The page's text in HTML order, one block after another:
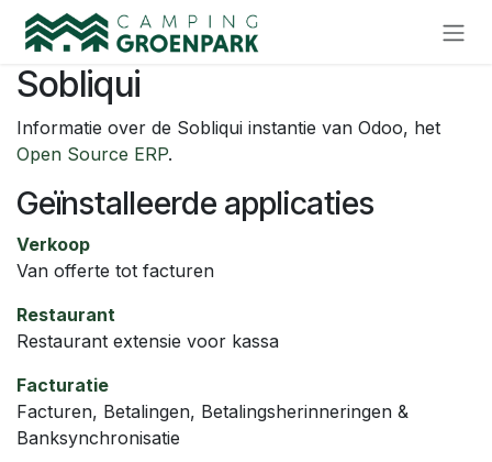
Overslaan naar inhoud
Sobliqui
Informatie over de Sobliqui instantie van Odoo, het
Open Source ERP.
Geïnstalleerde applicaties
Verkoop
Van offerte tot facturen
Restaurant
Restaurant extensie voor kassa
Facturatie
Facturen, Betalingen, Betalingsherinneringen &
Banksynchronisatie